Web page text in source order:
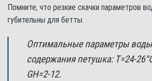
Помните, что резкие скачки параметров
губительны для бетты.
Оптимальные параметры
содержания петушка: Т=24-
GH=2-12.